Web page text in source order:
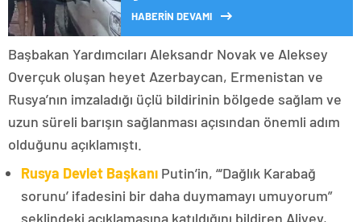
HABERİN DEVAMI
Başbakan Yardımcıları Aleksandr Novak ve Aleksey
Overçuk oluşan heyet Azerbaycan, Ermenistan ve
Rusya’nın imzaladığı üçlü bildirinin bölgede sağlam ve
uzun süreli barışın sağlanması açısından önemli adım
olduğunu açıklamıştı.
Rusya Devlet Başkanı Putin’in, “‘Dağlık Karabağ
sorunu’ ifadesini bir daha duymamayı umuyorum”
şeklindeki açıklamasına katıldığını bildiren Aliyev,